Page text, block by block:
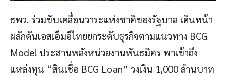
ธพว. ร่วมขับเคลื่อนวาระแห่งชาติของรัฐบาล เดินหน้า
ผลักดันเอสเอ็มอีไทยยกระดับธุรกิจตามแนวทาง BCG
Model ประสานพลังหน่วยงานพันธมิตร พาเข้าถึง
แหล่งทุน “สินเชื่อ BCG Loan” วงเงิน 1,000 ล้านบาท